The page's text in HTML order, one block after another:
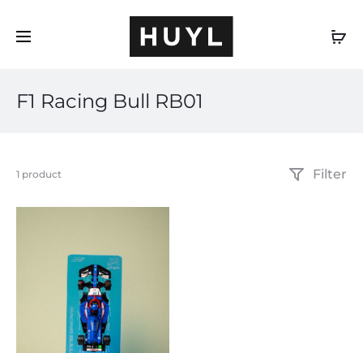
F1 Racing Bull RB01
1 product
risultato
Filter